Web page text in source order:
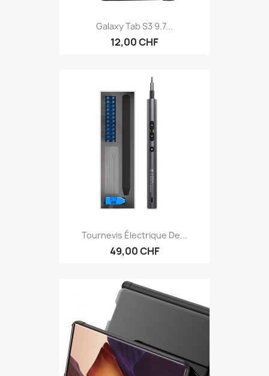
Galaxy Tab S3 9.7...
12,00 CHF
Tournevis Électrique De...
49,00 CHF